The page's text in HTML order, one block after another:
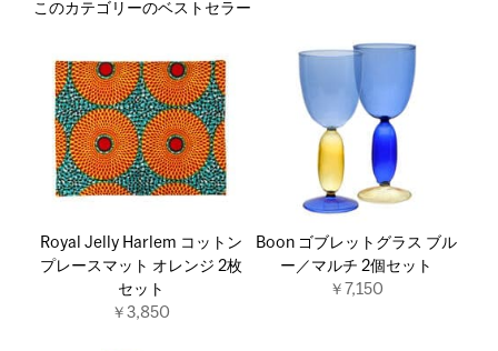
このカテゴリーのベストセラー
Royal Jelly Harlem コットン
プレースマット オレンジ 2枚
セット
￥3,850
Boon ゴブレットグラス ブル
ー／マルチ 2個セット
￥7,150